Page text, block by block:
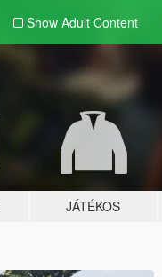
Show Adult Content
JÁTÉKOS